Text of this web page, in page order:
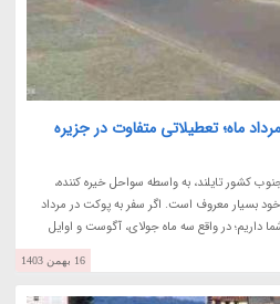
ماه؛ تعطیلاتی متفاوت در جزیره
کشور تایلند، به واسطه سواحل خیره کننده،
بسیار معروف است. اگر سفر به پوکت در مرداد
داریم؛ در واقع سه ماه جولای، آگوست و اوایل
16 بهمن 1403